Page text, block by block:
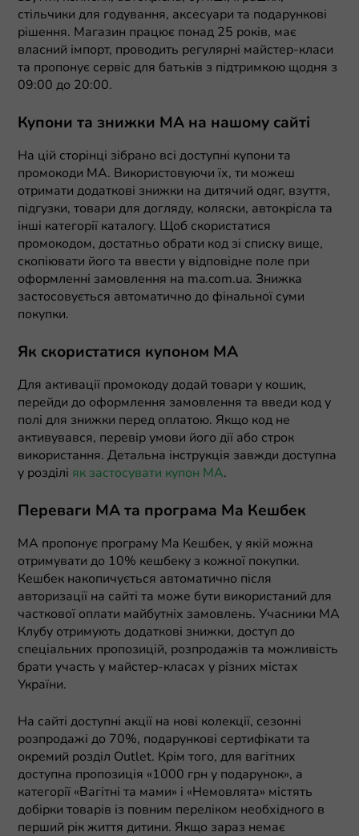
стільчики для годування, аксесуари та подарункові
рішення. Магазин працює понад 25 років, має
власний імпорт, проводить регулярні майстер-класи
та пропонує сервіс для батьків з підтримкою щодня з
09:00 до 20:00.
Купони та знижки MA на нашому сайті
На цій сторінці зібрано всі доступні купони та
промокоди MA. Використовуючи їх, ти можеш
отримати додаткові знижки на дитячий одяг, взуття,
підгузки, товари для догляду, коляски, автокрісла та
інші категорії каталогу. Щоб скористатися
промокодом, достатньо обрати код зі списку вище,
скопіювати його та ввести у відповідне поле при
оформленні замовлення на ma.com.ua. Знижка
застосовується автоматично до фінальної суми
покупки.
Як скористатися купоном MA
Для активації промокоду додай товари у кошик,
перейди до оформлення замовлення та введи код у
полі для знижки перед оплатою. Якщо код не
активувався, перевір умови його дії або строк
використання. Детальна інструкція завжди доступна
у розділі як застосувати купон MA.
Переваги MA та програма Ма Кешбек
MA пропонує програму Ма Кешбек, у якій можна
отримувати до 10% кешбеку з кожної покупки.
Кешбек накопичується автоматично після
авторизації на сайті та може бути використаний для
часткової оплати майбутніх замовлень. Учасники МА
Клубу отримують додаткові знижки, доступ до
спеціальних пропозицій, розпродажів та можливість
брати участь у майстер-класах у різних містах
України.
На сайті доступні акції на нові колекції, сезонні
розпродажі до 70%, подарункові сертифікати та
окремий розділ Outlet. Крім того, для вагітних
доступна пропозиція «1000 грн у подарунок», а
категорії «Вагітні та мами» і «Немовлята» містять
добірки товарів із повним переліком необхідного в
перший рік життя дитини. Якщо зараз немає